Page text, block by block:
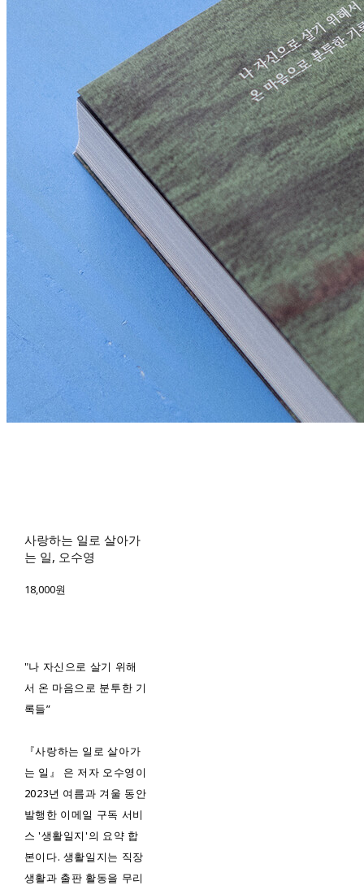
사랑하는 일로 살아가
는 일, 오수영
18,000원
"나 자신으로 살기 위해
서 온 마음으로 분투한 기
록들”
『사랑하는 일로 살아가
는 일』 은 저자 오수영이
2023년 여름과 겨울 동안
발행한 이메일 구독 서비
스 '생활일지'의 요약 합
본이다. 생활일지는 직장
생활과 출판 활동을 무리